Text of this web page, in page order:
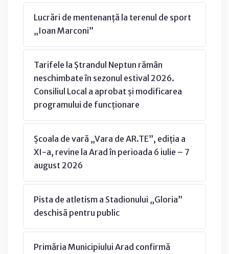
Lucrări de mentenanță la terenul de sport
„Ioan Marconi”
Tarifele la Ștrandul Neptun rămân
neschimbate în sezonul estival 2026.
Consiliul Local a aprobat și modificarea
programului de funcționare
Școala de vară „Vara de AR.TE”, ediția a
XI-a, revine la Arad în perioada 6 iulie – 7
august 2026
Pista de atletism a Stadionului „Gloria”
deschisă pentru public
Primăria Municipiului Arad confirmă